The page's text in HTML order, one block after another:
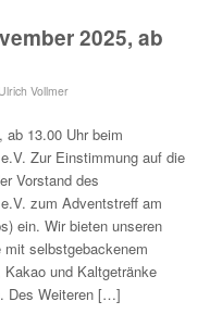
2025, ab
Vollmer
13.00 Uhr beim
Zur Einstimmung auf die
Vorstand des
zum Adventstreff am
ein. Wir bieten unseren
selbstgebackenem
und Kaltgetränke
Des Weiteren […]